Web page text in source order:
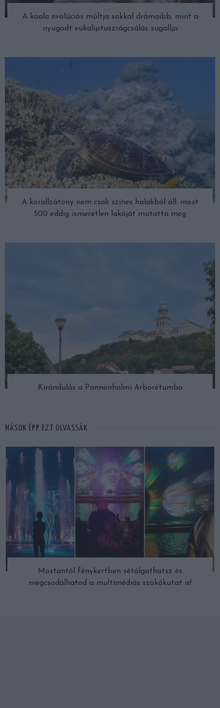
A koala evolúciós múltja sokkal drámaibb, mint a
nyugodt eukaliptuszrágcsálás sugallja
A korallzátony nem csak színes halakból áll: most
500 eddig ismeretlen lakóját mutatta meg
Kirándulás a Pannonhalmi Arborétumba
MÁSOK ÉPP EZT OLVASSÁK
Mostantól fénykertben sétálgathatsz és
megcsodálhatod a multimédiás szökőkutat is!